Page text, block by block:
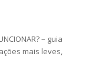
– guia
mais leves,